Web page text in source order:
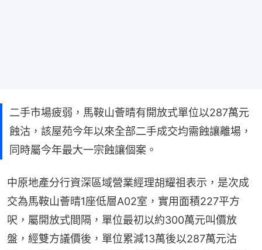
二手市場疲弱，馬鞍山薈晴有開放式單位以287萬元
蝕沽，該屋苑今年以來全部二手成交均需蝕讓離場，
同時屬今年最大一宗蝕讓個案。
中原地產分行資深區域營業經理胡耀祖表示，是次成
交為馬鞍山薈晴1座低層A02室，實用面積227平方
呎，屬開放式間隔，單位最初以約300萬元叫價放
盤，經雙方議價後，單位累減13萬後以287萬元沽